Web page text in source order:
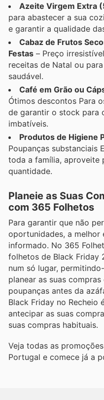
Azeite Virgem Extra
para abastecer a sua
e garantir a qualidade
Cabaz de Frutos
Festas – Preço
receitas de Natal ou
saudável.
Café em Grão ou
Ótimos descontos Para
de garantir o stock para
imbatíveis.
Produtos de Higiene
Poupanças substanciais
toda a família, aproveite
quantidade.
Planeie as Suas
com 365 Folhetos
Para garantir que não
oportunidades, a melhor
informado. No 365
folhetos de Black Friday
num só lugar,
planear as suas
poupanças antes da
Black Friday no Recheio
antecipar as suas
suas compras habituais.
Veja todas as
Portugal e comece já a